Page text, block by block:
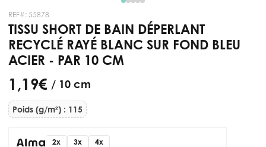
REF#: 55878
TISSU SHORT DE BAIN DÉPERLANT
RECYCLÉ RAYÉ BLANC SUR FOND BLEU
ACIER - PAR 10 CM
1,19 € / 10 cm
Poids (g/m²) : 115
2x 3x
4x